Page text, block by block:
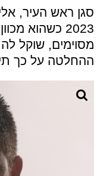
סגן ראש העיר,
2023 כשהוא
מסוימים, שוקל
ההחלטה על כך